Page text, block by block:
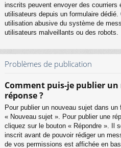
inscrits peuvent envoyer des courriers
utilisateurs depuis un formulaire dédié.
utilisation abusive du système de
utilisateurs malveillants ou des robots.
Problèmes de publication
Comment puis-je publier
réponse ?
Pour publier un nouveau sujet dans
« Nouveau sujet ». Pour publier une
cliquez sur le bouton « Répondre ». Il
inscrit avant de pouvoir rédiger un
de vos permissions est affichée en